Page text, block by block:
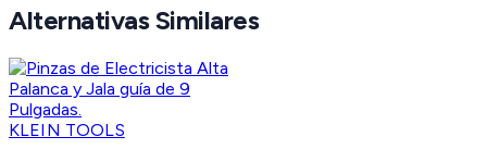
Alternativas Similares
KLEIN TOOLS